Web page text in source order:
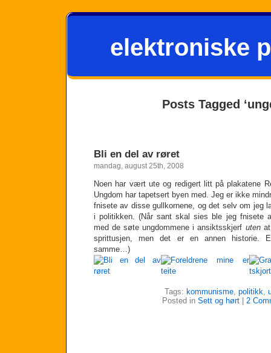
elektroniske
Posts Tagged
Bli en del av røret
mandag, august 25th, 2008
Noen har vært ute og redigert litt på plakatene
Ungdom har tapetsert byen med. Jeg er ikke
fnisete av disse gullkornene, og det selv om jeg
i politikken. (Når sant skal sies ble jeg fnisete
med de søte ungdommene i ansiktsskjerf utenat
sprittusjen, men det er en annen historie.
samme…)
Tags: kommunisme, politikk,
Posted in Sett og hørt 2